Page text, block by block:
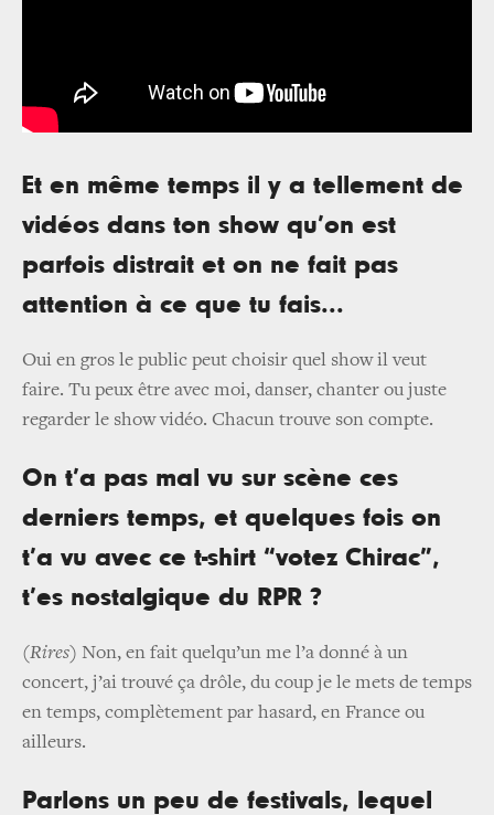
Et en même temps il y a tellement de
vidéos dans ton show qu’on est
parfois distrait et on ne fait pas
attention à ce que tu fais...
Oui en gros le public peut choisir quel show il veut
faire. Tu peux être avec moi, danser, chanter ou juste
regarder le show vidéo. Chacun trouve son compte.
On t’a pas mal vu sur scène ces
derniers temps, et quelques fois on
t’a vu avec ce t-shirt “votez Chirac”,
t’es nostalgique du RPR ?
(Rires) Non, en fait quelqu’un me l’a donné à un
concert, j’ai trouvé ça drôle, du coup je le mets de temps
en temps, complètement par hasard, en France ou
ailleurs.
Parlons un peu de festivals, lequel